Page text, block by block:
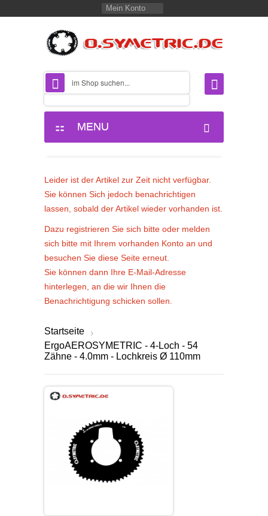
Mein Konto
MENU
Leider ist der Artikel zur Zeit nicht verfügbar.
Sie können Sich jedoch benachrichtigen
lassen, sobald der Artikel wieder vorhanden ist.
Dazu registrieren Sie sich bitte oder melden
sich bitte mit Ihrem vorhanden Konto an und
besuchen Sie diese Seite erneut.
Sie können dann Ihre E-Mail-Adresse
hinterlegen, an die wir Ihnen die
Benachrichtigung schicken sollen.
Startseite
›
ErgoAEROSYMETRIC - 4-Loch - 54
Zähne - 4.0mm - Lochkreis Ø 110mm